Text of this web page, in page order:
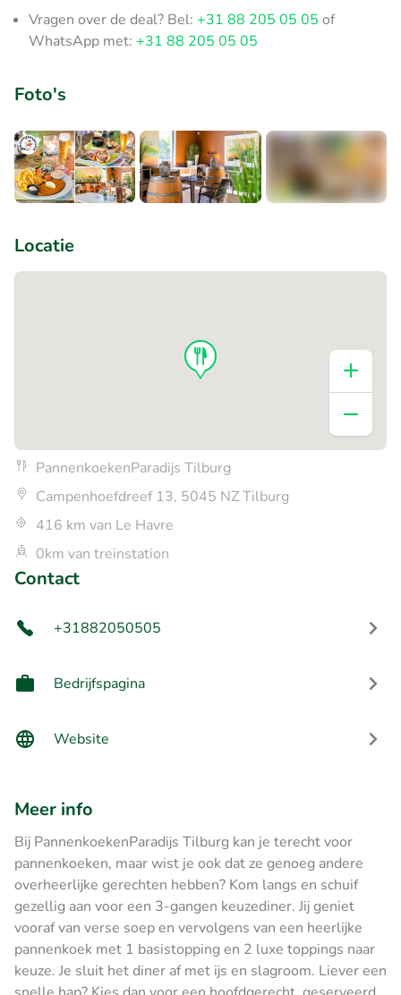
Vragen over de deal? Bel: +31 88 205 05 05 of
WhatsApp met: +31 88 205 05 05
Foto's
Locatie
PannenkoekenParadijs Tilburg
Campenhoefdreef 13, 5045 NZ Tilburg
416 km van Le Havre
0km van treinstation
Contact
+31882050505
Bedrijfspagina
Website
Meer info
Bij PannenkoekenParadijs Tilburg kan je terecht voor
pannenkoeken, maar wist je ook dat ze genoeg andere
overheerlijke gerechten hebben? Kom langs en schuif
gezellig aan voor een 3-gangen keuzediner. Jij geniet
vooraf van verse soep en vervolgens van een heerlijke
pannenkoek met 1 basistopping en 2 luxe toppings naar
keuze. Je sluit het diner af met ijs en slagroom. Liever een